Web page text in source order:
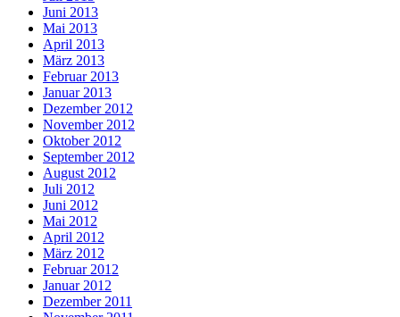
Juni 2013
Mai 2013
April 2013
März 2013
Februar 2013
Januar 2013
Dezember 2012
November 2012
Oktober 2012
September 2012
August 2012
Juli 2012
Juni 2012
Mai 2012
April 2012
März 2012
Februar 2012
Januar 2012
Dezember 2011